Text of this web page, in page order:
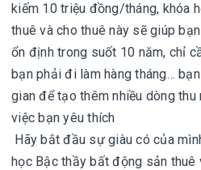
kiếm 10 triệu đồng/tháng, khóa
thuê và cho thuê này sẽ giúp
ổn định trong suốt 10 năm, chỉ
bạn phải đi làm hàng tháng…
gian để tạo thêm nhiều dòng
việc bạn yêu thích
Hãy bắt đầu sự giàu có của
học Bậc thầy bất động sản thuê